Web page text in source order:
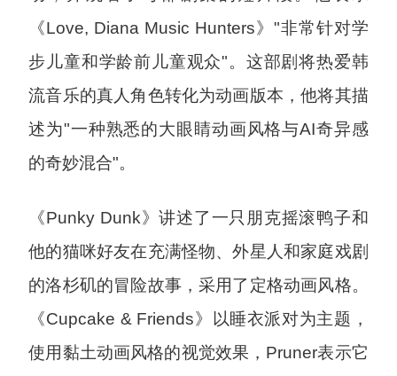
《Love, Diana Music Hunters》"非常针对学
步儿童和学龄前儿童观众"。这部剧将热爱韩
流音乐的真人角色转化为动画版本，他将其描
述为"一种熟悉的大眼睛动画风格与AI奇异感
的奇妙混合"。
《Punky Dunk》讲述了一只朋克摇滚鸭子和
他的猫咪好友在充满怪物、外星人和家庭戏剧
的洛杉矶的冒险故事，采用了定格动画风格。
《Cupcake & Friends》以睡衣派对为主题，
使用黏土动画风格的视觉效果，Pruner表示它